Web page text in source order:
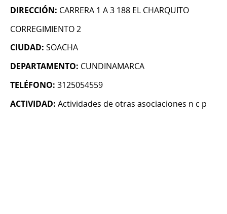
DIRECCIÓN: CARRERA 1 A 3 188 EL CHARQUITO
CORREGIMIENTO 2
CIUDAD: SOACHA
DEPARTAMENTO: CUNDINAMARCA
TELÉFONO: 3125054559
ACTIVIDAD: Actividades de otras asociaciones n c p